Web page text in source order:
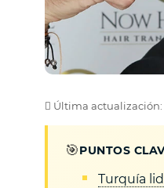
Última actualización:
🎯PUNTOS
Turquía